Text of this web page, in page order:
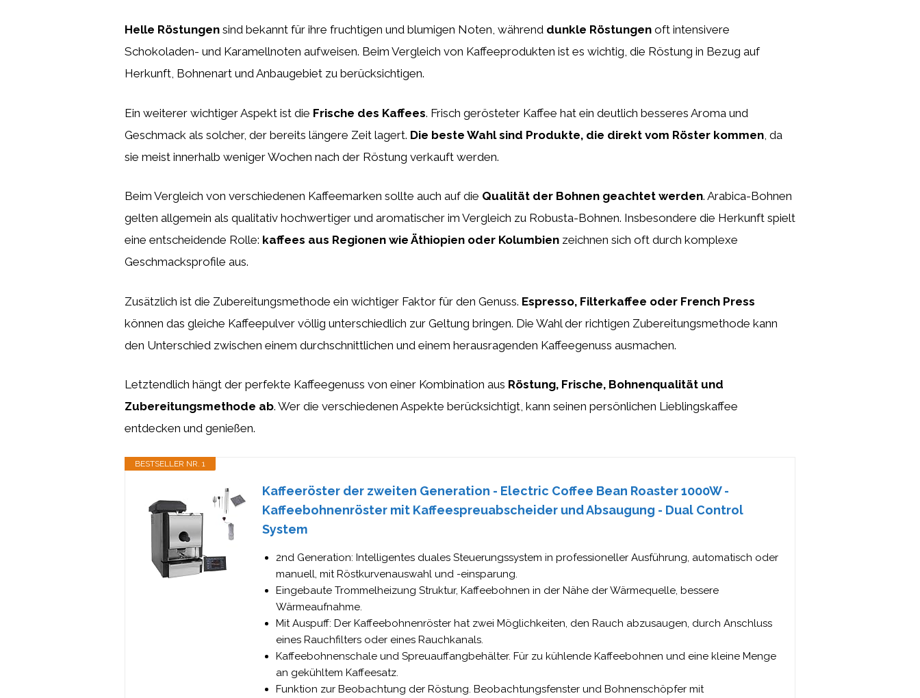
Helle Röstungen sind bekannt für ihre fruchtigen und blumigen Noten, während dunkle Röstungen oft intensivere
Schokoladen- und Karamellnoten aufweisen. Beim Vergleich von Kaffeeprodukten ist es wichtig, die Röstung in Bezug auf
Herkunft, Bohnenart und Anbaugebiet zu berücksichtigen.
Ein weiterer wichtiger Aspekt ist die Frische des Kaffees. Frisch gerösteter Kaffee hat ein deutlich besseres Aroma und
Geschmack als solcher, der bereits längere Zeit lagert. Die beste Wahl sind Produkte, die direkt vom Röster kommen , da
sie meist innerhalb weniger Wochen nach der Röstung verkauft werden.
Beim Vergleich von verschiedenen Kaffeemarken sollte auch auf die Qualität der Bohnen geachtet werden. Arabica-Bohnen
gelten allgemein als qualitativ hochwertiger und aromatischer im Vergleich zu Robusta-Bohnen. Insbesondere die Herkunft spielt
eine entscheidende Rolle: kaffees aus Regionen wie Äthiopien oder Kolumbien zeichnen sich oft durch komplexe
Geschmacksprofile aus.
Zusätzlich ist die Zubereitungsmethode ein wichtiger Faktor für den Genuss. Espresso, Filterkaffee oder French Press
können das gleiche Kaffeepulver völlig unterschiedlich zur Geltung bringen. Die Wahl der richtigen Zubereitungsmethode kann
den Unterschied zwischen einem durchschnittlichen und einem herausragenden Kaffeegenuss ausmachen.
Letztendlich hängt der perfekte Kaffeegenuss von einer Kombination aus Röstung, Frische, Bohnenqualität und
Zubereitungsmethode ab. Wer die verschiedenen Aspekte berücksichtigt, kann seinen persönlichen Lieblingskaffee
entdecken und genießen.
BESTSELLER NR. 1
Kaffeeröster der zweiten Generation - Electric Coffee Bean Roaster 1000W -
Kaffeebohnenröster mit Kaffeespreuabscheider und Absaugung - Dual Control
System
2nd Generation: Intelligentes duales Steuerungssystem in professioneller Ausführung, automatisch oder
manuell, mit Röstkurvenauswahl und -einsparung.
Eingebaute Trommelheizung Struktur, Kaffeebohnen in der Nähe der Wärmequelle, bessere
Wärmeaufnahme.
Mit Auspuff: Der Kaffeebohnenröster hat zwei Möglichkeiten, den Rauch abzusaugen, durch Anschluss
eines Rauchfilters oder eines Rauchkanals.
Kaffeebohnenschale und Spreuauffangbehälter. Für zu kühlende Kaffeebohnen und eine kleine Menge
an gekühltem Kaffeesatz.
Funktion zur Beobachtung der Röstung. Beobachtungsfenster und Bohnenschöpfer mit